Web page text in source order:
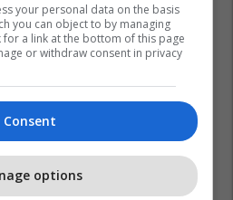
your personal data on the basis
you can object to by managing
a link at the bottom of this page
or withdraw consent in privacy
Consent
options